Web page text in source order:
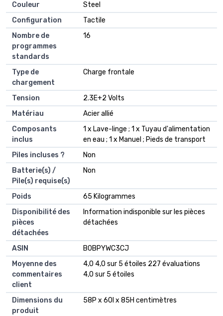
Couleur
‎Steel
Configuration
‎Tactile
Nombre de
programmes
standards
‎16
Type de
chargement
‎Charge frontale
Tension
‎2.3E+2 Volts
Matériau
‎Acier allié
Composants
inclus
‎1 x Lave-linge ; 1 x Tuyau d'alimentation
en eau ; 1 x Manuel ; Pieds de transport
Piles incluses ?
‎Non
Batterie(s) /
Pile(s) requise(s)
‎Non
Poids
‎65 Kilogrammes
Disponibilité des
pièces
détachées
‎Information indisponible sur les pièces
détachées
ASIN
B0BPYWC3CJ
Moyenne des
commentaires
client
4,0 4,0 sur 5 étoiles 227 évaluations
4,0 sur 5 étoiles
Dimensions du
produit
58P x 60l x 85H centimètres